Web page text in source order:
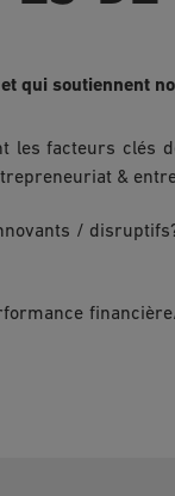
qui soutiennent
facteurs clés
&
/